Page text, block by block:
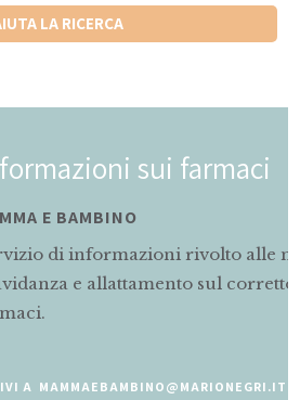
LA RICERCA
sui farmaci
rivolto alle mamme in
sul corretto uso dei